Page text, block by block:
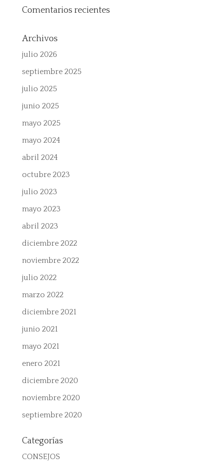
Comentarios recientes
Archivos
julio 2026
septiembre 2025
julio 2025
junio 2025
mayo 2025
mayo 2024
abril 2024
octubre 2023
julio 2023
mayo 2023
abril 2023
diciembre 2022
noviembre 2022
julio 2022
marzo 2022
diciembre 2021
junio 2021
mayo 2021
enero 2021
diciembre 2020
noviembre 2020
septiembre 2020
Categorías
CONSEJOS